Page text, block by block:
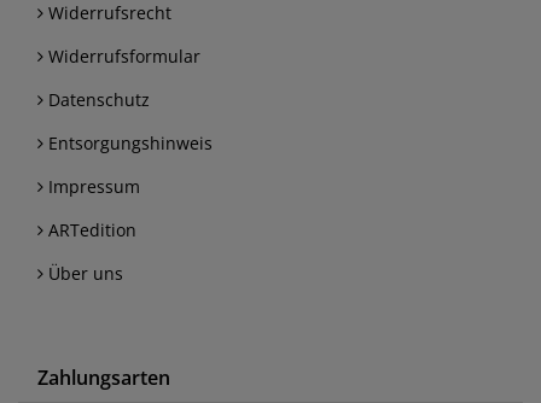
Widerrufsrecht
Widerrufsformular
Datenschutz
Entsorgungshinweis
Impressum
ARTedition
Über uns
Zahlungsarten